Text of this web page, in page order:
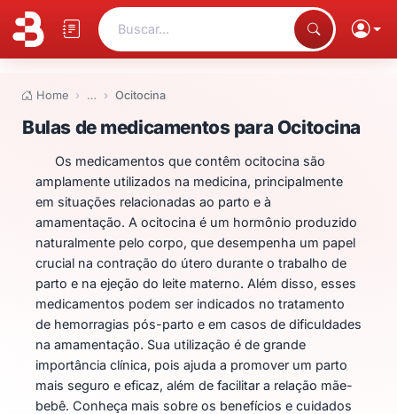
Buscar...
Home … Ocitocina
Bulas de medicamentos para
Bulas de medicamentos para Ocitocina
Os medicamentos que contêm ocitocina são
amplamente utilizados na medicina, principalmente
em situações relacionadas ao parto e à
amamentação. A ocitocina é um hormônio produzido
naturalmente pelo corpo, que desempenha um papel
crucial na contração do útero durante o trabalho de
parto e na ejeção do leite materno. Além disso, esses
medicamentos podem ser indicados no tratamento
de hemorragias pós-parto e em casos de dificuldades
na amamentação. Sua utilização é de grande
importância clínica, pois ajuda a promover um parto
mais seguro e eficaz, além de facilitar a relação mãe-
bebê. Conheça mais sobre os benefícios e cuidados